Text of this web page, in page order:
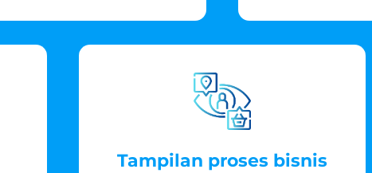
Tampilan proses bisnis